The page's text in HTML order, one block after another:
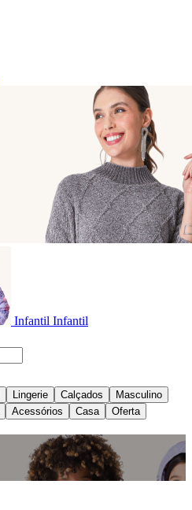
Infantil Infantil
Lingerie Calçados
Masculino
Acessórios Casa Oferta